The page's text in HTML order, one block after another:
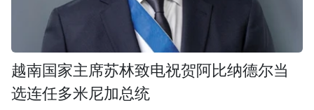
越南国家主席苏林致电祝贺阿比纳德尔当
选连任多米尼加总统